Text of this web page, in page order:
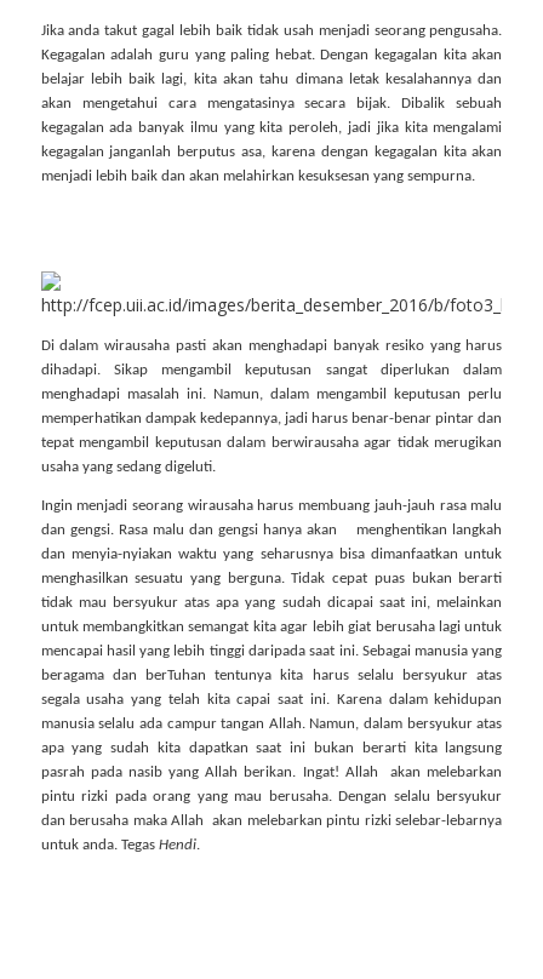
Jika anda takut gagal lebih baik tidak usah menjadi seorang pengusaha.
Kegagalan adalah guru yang paling hebat. Dengan kegagalan kita akan
belajar lebih baik lagi, kita akan tahu dimana letak kesalahannya dan
akan mengetahui cara mengatasinya secara bijak. Dibalik sebuah
kegagalan ada banyak ilmu yang kita peroleh, jadi jika kita mengalami
kegagalan janganlah berputus asa, karena dengan kegagalan kita akan
menjadi lebih baik dan akan melahirkan kesuksesan yang sempurna.
Di dalam wirausaha pasti akan menghadapi banyak resiko yang harus
dihadapi. Sikap mengambil keputusan sangat diperlukan dalam
menghadapi masalah ini. Namun, dalam mengambil keputusan perlu
memperhatikan dampak kedepannya, jadi harus benar-benar pintar dan
tepat mengambil keputusan dalam berwirausaha agar tidak merugikan
usaha yang sedang digeluti.
Ingin menjadi seorang wirausaha harus membuang jauh-jauh rasa malu
dan gengsi. Rasa malu dan gengsi hanya akan
menghentikan langkah
dan menyia-nyiakan waktu yang seharusnya bisa dimanfaatkan untuk
menghasilkan sesuatu yang berguna. Tidak cepat puas bukan berarti
tidak mau bersyukur atas apa yang sudah dicapai saat ini, melainkan
untuk membangkitkan semangat kita agar lebih giat berusaha lagi untuk
mencapai hasil yang lebih tinggi daripada saat ini. Sebagai manusia yang
beragama dan berTuhan tentunya kita harus selalu bersyukur atas
segala usaha yang telah kita capai saat ini. Karena dalam kehidupan
manusia selalu ada campur tangan Allah. Namun, dalam bersyukur atas
apa yang sudah kita dapatkan saat ini bukan berarti kita langsung
pasrah pada nasib yang Allah berikan. Ingat! Allah
akan melebarkan
pintu rizki pada orang yang mau berusaha. Dengan selalu bersyukur
dan berusaha maka Allah
akan melebarkan pintu rizki selebar-lebarnya
untuk anda. TegasHendi.